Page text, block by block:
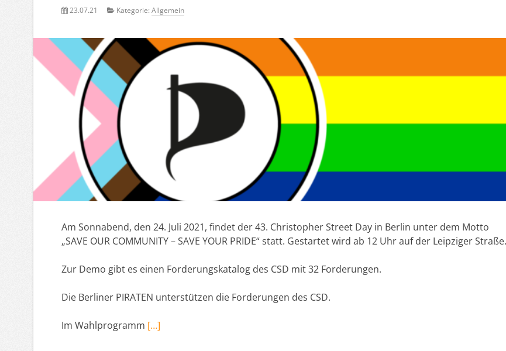
23.07.21 Kategorie: Allgemein
Am Sonnabend, den 24. Juli 2021, findet der 43. Christopher Street Day in Berlin unter dem Motto
„SAVE OUR COMMUNITY – SAVE YOUR PRIDE“ statt. Gestartet wird ab 12 Uhr auf der Leipziger Straße.
Zur Demo gibt es einen Forderungskatalog des CSD mit 32 Forderungen.
Die Berliner PIRATEN unterstützen die Forderungen des CSD.
Im Wahlprogramm […]